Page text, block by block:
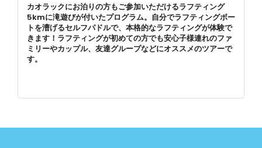
カオラックにお泊りの方もご参加いただけるラフティング
5kmに滝遊びが付いたプログラム。自分でラフティングボー
トを漕げるセルフパドルで、本格的なラフティングが体験で
きます！ラフティングが初めての方でも安心子様連れのファ
ミリーやカップル、友達グループなどにオススメのツアーで
す。